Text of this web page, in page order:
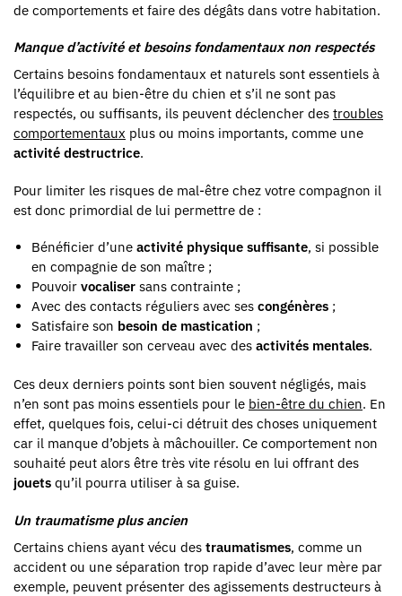
de comportements et faire des dégâts dans votre habitation.
Manque d’activité et besoins fondamentaux non respectés
Certains besoins fondamentaux et naturels sont essentiels à
l’équilibre et au bien-être du chien et s’il ne sont pas
respectés, ou suffisants, ils peuvent déclencher des troubles
comportementaux plus ou moins importants, comme une
activité destructrice.
Pour limiter les risques de mal-être chez votre compagnon il
est donc primordial de lui permettre de :
Bénéficier d’une activité physique suffisante, si possible
en compagnie de son maître ;
Pouvoir vocaliser sans contrainte ;
Avec des contacts réguliers avec ses congénères ;
Satisfaire son besoin de mastication ;
Faire travailler son cerveau avec des activités mentales.
Ces deux derniers points sont bien souvent négligés, mais
n’en sont pas moins essentiels pour le bien-être du chien. En
effet, quelques fois, celui-ci détruit des choses uniquement
car il manque d’objets à mâchouiller. Ce comportement non
souhaité peut alors être très vite résolu en lui offrant des
jouets qu’il pourra utiliser à sa guise.
Un traumatisme plus ancien
Certains chiens ayant vécu des traumatismes, comme un
accident ou une séparation trop rapide d’avec leur mère par
exemple, peuvent présenter des agissements destructeurs à